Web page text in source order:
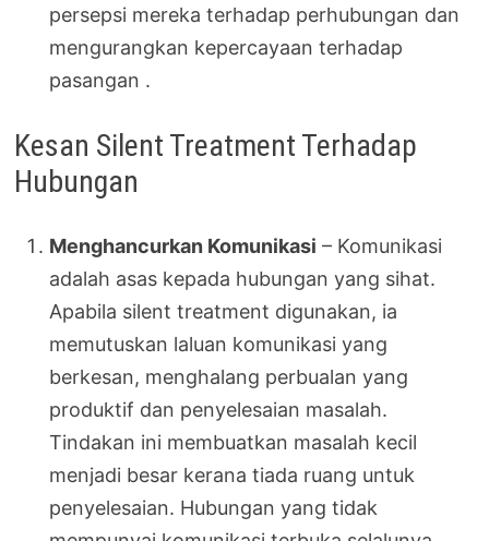
persepsi mereka terhadap perhubungan dan
mengurangkan kepercayaan terhadap
pasangan .
Kesan Silent Treatment Terhadap
Hubungan
Menghancurkan Komunikasi – Komunikasi
adalah asas kepada hubungan yang sihat.
Apabila silent treatment digunakan, ia
memutuskan laluan komunikasi yang
berkesan, menghalang perbualan yang
produktif dan penyelesaian masalah.
Tindakan ini membuatkan masalah kecil
menjadi besar kerana tiada ruang untuk
penyelesaian. Hubungan yang tidak